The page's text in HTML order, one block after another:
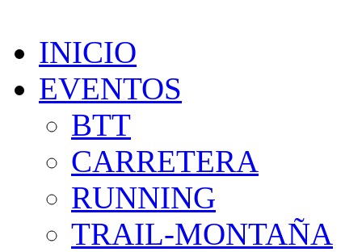
INICIO
EVENTOS
BTT
CARRETERA
RUNNING
TRAIL-MONTAÑA